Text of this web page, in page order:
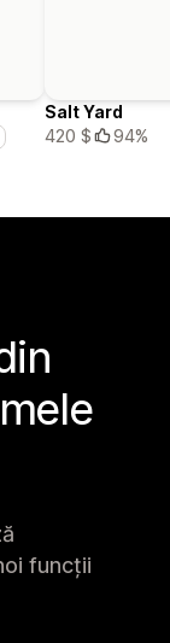
Salt Yard
420 $
94%
funcții